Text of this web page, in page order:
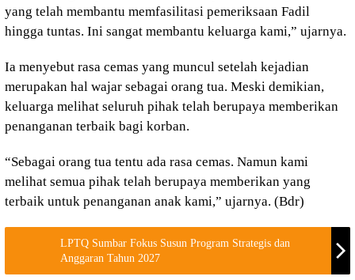
yang telah membantu memfasilitasi pemeriksaan Fadil
hingga tuntas. Ini sangat membantu keluarga kami,” ujarnya.
Ia menyebut rasa cemas yang muncul setelah kejadian
merupakan hal wajar sebagai orang tua. Meski demikian,
keluarga melihat seluruh pihak telah berupaya memberikan
penanganan terbaik bagi korban.
“Sebagai orang tua tentu ada rasa cemas. Namun kami
melihat semua pihak telah berupaya memberikan yang
terbaik untuk penanganan anak kami,” ujarnya. (Bdr)
LPTQ Sumbar Fokus Susun Program Strategis dan
Anggaran Tahun 2027